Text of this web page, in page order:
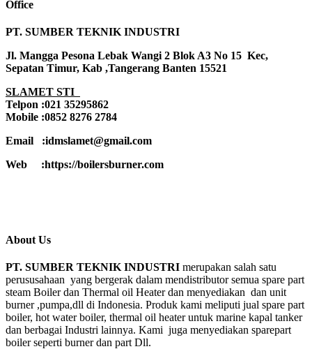
Office
PT. SUMBER TEKNIK INDUSTRI
Jl. Mangga Pesona Lebak Wangi 2 Blok A3 No 15 Kec,
Sepatan Timur, Kab ,Tangerang Banten 15521
SLAMET STI
Telpon :021 35295862
Mobile :0852 8276 2784
Email :idmslamet@gmail.com
Web :https://boilersburner.com
About Us
PT. SUMBER TEKNIK INDUSTRI merupakan salah satu
perususahaan yang bergerak dalam mendistributor semua spare part
steam Boiler dan Thermal oil Heater dan menyediakan dan unit
burner ,pumpa,dll di Indonesia. Produk kami meliputi jual spare part
boiler, hot water boiler, thermal oil heater untuk marine kapal tanker
dan berbagai Industri lainnya. Kami juga menyediakan sparepart
boiler seperti burner dan part Dll.